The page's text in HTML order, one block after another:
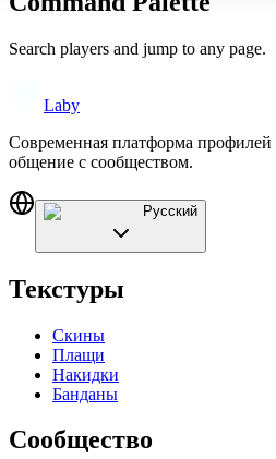
Search players and jump to any page.
Laby
Современная платформа
общение с сообществом.
Русский
Текстуры
Скины
Плащи
Накидки
Банданы
Сообщество